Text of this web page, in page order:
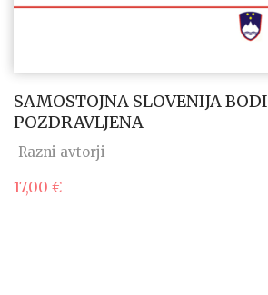
SAMOSTOJNA SLOVENIJA BODI
POZDRAVLJENA
Razni avtorji
17,00 €